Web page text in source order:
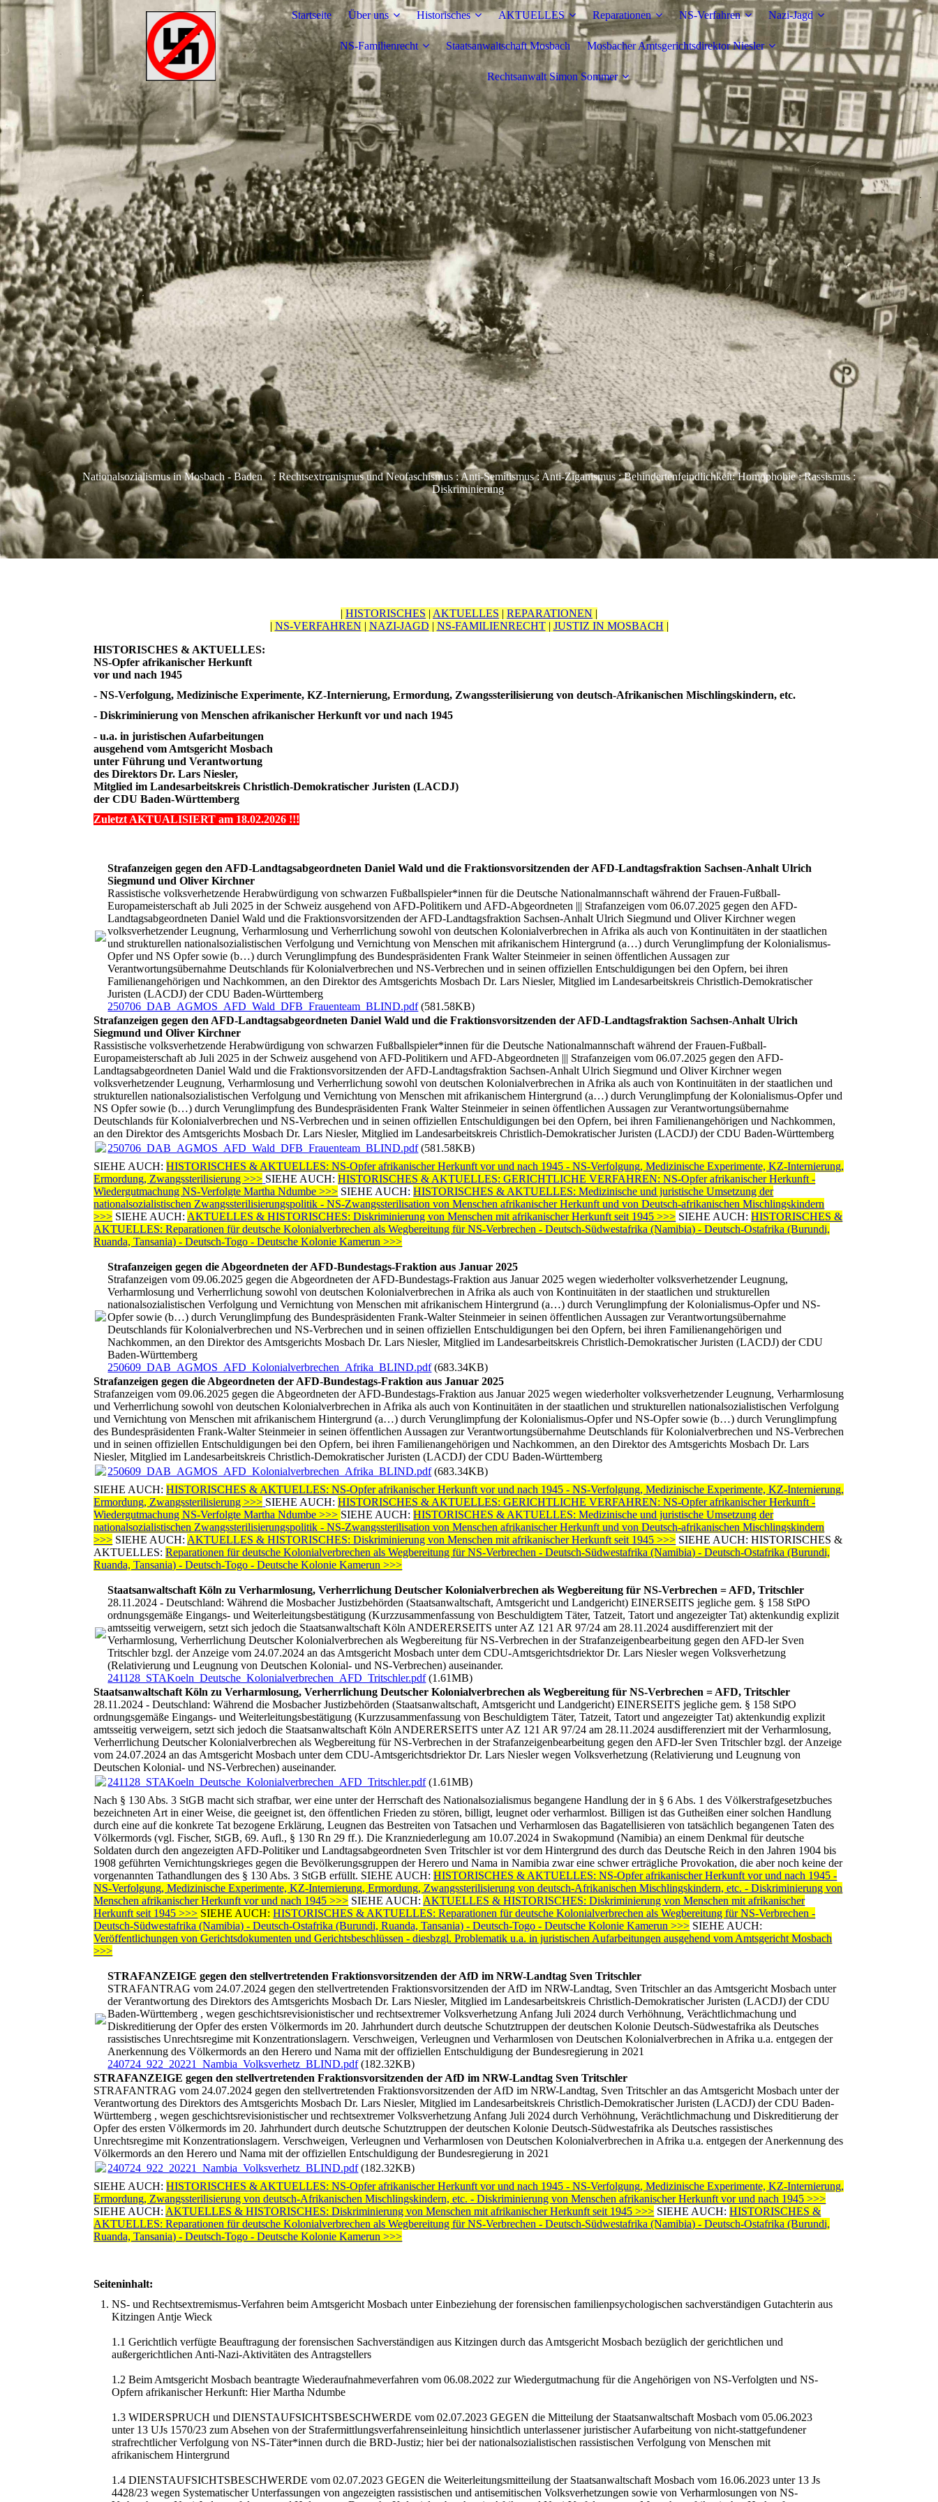
Startseite Über uns Historisches AKTUELLES Reparationen NS-Verfahren Nazi-Jagd
NS-Familienrecht Staatsanwaltschaft Mosbach Mosbacher Amtsgerichtsdirektor Niesler
Rechtsanwalt Simon Sommer
Nationalsozialismus in Mosbach - Baden
: Rechtsextremismus und Neofaschismus : Anti-Semitismus : Anti-Ziganismus : Behindertenfeindlichkeit: Homophobie : Rassismus :
Diskriminierung
| HISTORISCHES | AKTUELLES | REPARATIONEN |
| NS-VERFAHREN | NAZI-JAGD | NS-FAMILIENRECHT| JUSTIZ IN MOSBACH |
HISTORISCHES & AKTUELLES:
NS-Opfer afrikanischer Herkunft
vor und nach 1945
- NS-Verfolgung, Medizinische Experimente, KZ-Internierung, Ermordung, Zwangssterilisierung von deutsch-Afrikanischen Mischlingskindern, etc.
- Diskriminierung von Menschen afrikanischer Herkunft vor und nach 1945
- u.a. in juristischen Aufarbeitungen
ausgehend vom Amtsgericht Mosbach
unter Führung und Verantwortung
des Direktors Dr. Lars Niesler,
Mitglied im Landesarbeitskreis Christlich-Demokratischer Juristen (LACDJ)
der CDU Baden-Württemberg
Zuletzt AKTUALISIERT am 18.02.2026 !!!
Strafanzeigen gegen den AFD-Landtagsabgeordneten Daniel Wald und die Fraktionsvorsitzenden der AFD-Landtagsfraktion Sachsen-Anhalt Ulrich
Siegmund und Oliver Kirchner
Rassistische volksverhetzende Herabwürdigung von schwarzen Fußballspieler*innen für die Deutsche Nationalmannschaft während der Frauen-Fußball-
Europameisterschaft ab Juli 2025 in der Schweiz ausgehend von AFD-Politikern und AFD-Abgeordneten ||| Strafanzeigen vom 06.07.2025 gegen den AFD-
Landtagsabgeordneten Daniel Wald und die Fraktionsvorsitzenden der AFD-Landtagsfraktion Sachsen-Anhalt Ulrich Siegmund und Oliver Kirchner wegen
volksverhetzender Leugnung, Verharmlosung und Verherrlichung sowohl von deutschen Kolonialverbrechen in Afrika als auch von Kontinuitäten in der staatlichen
und strukturellen nationalsozialistischen Verfolgung und Vernichtung von Menschen mit afrikanischem Hintergrund (a…) durch Verunglimpfung der Kolonialismus-
Opfer und NS Opfer sowie (b…) durch Verunglimpfung des Bundespräsidenten Frank Walter Steinmeier in seinen öffentlichen Aussagen zur
Verantwortungsübernahme Deutschlands für Kolonialverbrechen und NS-Verbrechen und in seinen offiziellen Entschuldigungen bei den Opfern, bei ihren
Familienangehörigen und Nachkommen, an den Direktor des Amtsgerichts Mosbach Dr. Lars Niesler, Mitglied im Landesarbeitskreis Christlich-Demokratischer
Juristen (LACDJ) der CDU Baden-Württemberg
250706_DAB_AGMOS_AFD_Wald_DFB_Frauenteam_BLIND.pdf(581.58KB)
Strafanzeigen gegen den AFD-Landtagsabgeordneten Daniel Wald und die Fraktionsvorsitzenden der AFD-Landtagsfraktion Sachsen-Anhalt Ulrich
Siegmund und Oliver Kirchner
Rassistische volksverhetzende Herabwürdigung von schwarzen Fußballspieler*innen für die Deutsche Nationalmannschaft während der Frauen-Fußball-
Europameisterschaft ab Juli 2025 in der Schweiz ausgehend von AFD-Politikern und AFD-Abgeordneten ||| Strafanzeigen vom 06.07.2025 gegen den AFD-
Landtagsabgeordneten Daniel Wald und die Fraktionsvorsitzenden der AFD-Landtagsfraktion Sachsen-Anhalt Ulrich Siegmund und Oliver Kirchner wegen
volksverhetzender Leugnung, Verharmlosung und Verherrlichung sowohl von deutschen Kolonialverbrechen in Afrika als auch von Kontinuitäten in der staatlichen und
strukturellen nationalsozialistischen Verfolgung und Vernichtung von Menschen mit afrikanischem Hintergrund (a…) durch Verunglimpfung der Kolonialismus-Opfer und
NS Opfer sowie (b…) durch Verunglimpfung des Bundespräsidenten Frank Walter Steinmeier in seinen öffentlichen Aussagen zur Verantwortungsübernahme
Deutschlands für Kolonialverbrechen und NS-Verbrechen und in seinen offiziellen Entschuldigungen bei den Opfern, bei ihren Familienangehörigen und Nachkommen,
an den Direktor des Amtsgerichts Mosbach Dr. Lars Niesler, Mitglied im Landesarbeitskreis Christlich-Demokratischer Juristen (LACDJ) der CDU Baden-Württemberg
250706_DAB_AGMOS_AFD_Wald_DFB_Frauenteam_BLIND.pdf(581.58KB)
SIEHE AUCH:HISTORISCHES & AKTUELLES: NS-Opfer afrikanischer Herkunft vor und nach 1945 - NS-Verfolgung, Medizinische Experimente, KZ-Internierung,
Ermordung, Zwangssterilisierung >>> SIEHE AUCH:HISTORISCHES & AKTUELLES: GERICHTLICHE VERFAHREN: NS-Opfer afrikanischer Herkunft -
Wiedergutmachung NS-Verfolgte Martha Ndumbe >>> SIEHE AUCH:HISTORISCHES & AKTUELLES: Medizinische und juristische Umsetzung der
nationalsozialistischen Zwangssterilisierungspolitik - NS-Zwangssterilisation von Menschen afrikanischer Herkunft und von Deutsch-afrikanischen Mischlingskindern
>>> SIEHE AUCH: AKTUELLES & HISTORISCHES: Diskriminierung von Menschen mit afrikanischer Herkunft seit 1945 >>> SIEHE AUCH:HISTORISCHES &
AKTUELLES: Reparationen für deutsche Kolonialverbrechen als Wegbereitung für NS-Verbrechen - Deutsch-Südwestafrika (Namibia) - Deutsch-Ostafrika (Burundi,
Ruanda, Tansania) - Deutsch-Togo - Deutsche Kolonie Kamerun >>>
Strafanzeigen gegen die Abgeordneten der AFD-Bundestags-Fraktion aus Januar 2025
Strafanzeigen vom 09.06.2025 gegen die Abgeordneten der AFD-Bundestags-Fraktion aus Januar 2025 wegen wiederholter volksverhetzender Leugnung,
Verharmlosung und Verherrlichung sowohl von deutschen Kolonialverbrechen in Afrika als auch von Kontinuitäten in der staatlichen und strukturellen
nationalsozialistischen Verfolgung und Vernichtung von Menschen mit afrikanischem Hintergrund (a…) durch Verunglimpfung der Kolonialismus-Opfer und NS-
Opfer sowie (b…) durch Verunglimpfung des Bundespräsidenten Frank-Walter Steinmeier in seinen öffentlichen Aussagen zur Verantwortungsübernahme
Deutschlands für Kolonialverbrechen und NS-Verbrechen und in seinen offiziellen Entschuldigungen bei den Opfern, bei ihren Familienangehörigen und
Nachkommen, an den Direktor des Amtsgerichts Mosbach Dr. Lars Niesler, Mitglied im Landesarbeitskreis Christlich-Demokratischer Juristen (LACDJ) der CDU
Baden-Württemberg
250609_DAB_AGMOS_AFD_Kolonialverbrechen_Afrika_BLIND.pdf(683.34KB)
Strafanzeigen gegen die Abgeordneten der AFD-Bundestags-Fraktion aus Januar 2025
Strafanzeigen vom 09.06.2025 gegen die Abgeordneten der AFD-Bundestags-Fraktion aus Januar 2025 wegen wiederholter volksverhetzender Leugnung, Verharmlosung
und Verherrlichung sowohl von deutschen Kolonialverbrechen in Afrika als auch von Kontinuitäten in der staatlichen und strukturellen nationalsozialistischen Verfolgung
und Vernichtung von Menschen mit afrikanischem Hintergrund (a…) durch Verunglimpfung der Kolonialismus-Opfer und NS-Opfer sowie (b…) durch Verunglimpfung
des Bundespräsidenten Frank-Walter Steinmeier in seinen öffentlichen Aussagen zur Verantwortungsübernahme Deutschlands für Kolonialverbrechen und NS-Verbrechen
und in seinen offiziellen Entschuldigungen bei den Opfern, bei ihren Familienangehörigen und Nachkommen, an den Direktor des Amtsgerichts Mosbach Dr. Lars
Niesler, Mitglied im Landesarbeitskreis Christlich-Demokratischer Juristen (LACDJ) der CDU Baden-Württemberg
250609_DAB_AGMOS_AFD_Kolonialverbrechen_Afrika_BLIND.pdf(683.34KB)
SIEHE AUCH:HISTORISCHES & AKTUELLES: NS-Opfer afrikanischer Herkunft vor und nach 1945 - NS-Verfolgung, Medizinische Experimente, KZ-Internierung,
Ermordung, Zwangssterilisierung >>> SIEHE AUCH:HISTORISCHES & AKTUELLES: GERICHTLICHE VERFAHREN: NS-Opfer afrikanischer Herkunft -
Wiedergutmachung NS-Verfolgte Martha Ndumbe >>> SIEHE AUCH:HISTORISCHES & AKTUELLES: Medizinische und juristische Umsetzung der
nationalsozialistischen Zwangssterilisierungspolitik - NS-Zwangssterilisation von Menschen afrikanischer Herkunft und von Deutsch-afrikanischen Mischlingskindern
>>> SIEHE AUCH: AKTUELLES & HISTORISCHES: Diskriminierung von Menschen mit afrikanischer Herkunft seit 1945 >>> SIEHE AUCH: HISTORISCHES &
AKTUELLES:Reparationen für deutsche Kolonialverbrechen als Wegbereitung für NS-Verbrechen - Deutsch-Südwestafrika (Namibia) - Deutsch-Ostafrika (Burundi,
Ruanda, Tansania) - Deutsch-Togo - Deutsche Kolonie Kamerun >>>
Staatsanwaltschaft Köln zu Verharmlosung, Verherrlichung Deutscher Kolonialverbrechen als Wegbereitung für NS-Verbrechen = AFD, Tritschler
28.11.2024 - Deutschland: Während die Mosbacher Justizbehörden (Staatsanwaltschaft, Amtsgericht und Landgericht) EINERSEITS jegliche gem. § 158 StPO
ordnungsgemäße Eingangs- und Weiterleitungsbestätigung (Kurzzusammenfassung von Beschuldigtem Täter, Tatzeit, Tatort und angezeigter Tat) aktenkundig explizit
amtsseitig verweigern, setzt sich jedoch die Staatsanwaltschaft Köln ANDERERSEITS unter AZ 121 AR 97/24 am 28.11.2024 ausdifferenziert mit der
Verharmlosung, Verherrlichung Deutscher Kolonialverbrechen als Wegbereitung für NS-Verbrechen in der Strafanzeigenbearbeitung gegen den AFD-ler Sven
Tritschler bzgl. der Anzeige vom 24.07.2024 an das Amtsgericht Mosbach unter dem CDU-Amtsgerichtsdriektor Dr. Lars Niesler wegen Volksverhetzung
(Relativierung und Leugnung von Deutschen Kolonial- und NS-Verbrechen) auseinander.
241128_STAKoeln_Deutsche_Kolonialverbrechen_AFD_Tritschler.pdf(1.61MB)
Staatsanwaltschaft Köln zu Verharmlosung, Verherrlichung Deutscher Kolonialverbrechen als Wegbereitung für NS-Verbrechen = AFD, Tritschler
28.11.2024 - Deutschland: Während die Mosbacher Justizbehörden (Staatsanwaltschaft, Amtsgericht und Landgericht) EINERSEITS jegliche gem. § 158 StPO
ordnungsgemäße Eingangs- und Weiterleitungsbestätigung (Kurzzusammenfassung von Beschuldigtem Täter, Tatzeit, Tatort und angezeigter Tat) aktenkundig explizit
amtsseitig verweigern, setzt sich jedoch die Staatsanwaltschaft Köln ANDERERSEITS unter AZ 121 AR 97/24 am 28.11.2024 ausdifferenziert mit der Verharmlosung,
Verherrlichung Deutscher Kolonialverbrechen als Wegbereitung für NS-Verbrechen in der Strafanzeigenbearbeitung gegen den AFD-ler Sven Tritschler bzgl. der Anzeige
vom 24.07.2024 an das Amtsgericht Mosbach unter dem CDU-Amtsgerichtsdriektor Dr. Lars Niesler wegen Volksverhetzung (Relativierung und Leugnung von
Deutschen Kolonial- und NS-Verbrechen) auseinander.
241128_STAKoeln_Deutsche_Kolonialverbrechen_AFD_Tritschler.pdf(1.61MB)
Nach § 130 Abs. 3 StGB macht sich strafbar, wer eine unter der Herrschaft des Nationalsozialismus begangene Handlung der in § 6 Abs. 1 des Völkerstrafgesetzbuches
bezeichneten Art in einer Weise, die geeignet ist, den öffentlichen Frieden zu stören, billigt, leugnet oder verharmlost. Billigen ist das Gutheißen einer solchen Handlung
durch eine auf die konkrete Tat bezogene Erklärung, Leugnen das Bestreiten von Tatsachen und Verharmlosen das Bagatellisieren von tatsächlich begangenen Taten des
Völkermords (vgl. Fischer, StGB, 69. Aufl., § 130 Rn 29 ff.). Die Kranzniederlegung am 10.07.2024 in Swakopmund (Namibia) an einem Denkmal für deutsche
Soldaten durch den angezeigten AFD-Politiker und Landtagsabgeordneten Sven Tritschler ist vor dem Hintergrund des durch das Deutsche Reich in den Jahren 1904 bis
1908 geführten Vernichtungskrieges gegen die Bevölkerungsgruppen der Herero und Nama in Namibia zwar eine schwer erträgliche Provokation, die aber noch keine der
vorgenannten Tathandlungen des § 130 Abs. 3 StGB erfüllt. SIEHE AUCH:HISTORISCHES & AKTUELLES: NS-Opfer afrikanischer Herkunft vor und nach 1945 -
NS-Verfolgung, Medizinische Experimente, KZ-Internierung, Ermordung, Zwangssterilisierung von deutsch-Afrikanischen Mischlingskindern, etc. - Diskriminierung von
Menschen afrikanischer Herkunft vor und nach 1945 >>> SIEHE AUCH: AKTUELLES & HISTORISCHES: Diskriminierung von Menschen mit afrikanischer
Herkunft seit 1945 >>> SIEHE AUCH:HISTORISCHES & AKTUELLES: Reparationen für deutsche Kolonialverbrechen als Wegbereitung für NS-Verbrechen -
Deutsch-Südwestafrika (Namibia) - Deutsch-Ostafrika (Burundi, Ruanda, Tansania) - Deutsch-Togo - Deutsche Kolonie Kamerun >>> SIEHE AUCH:
Veröffentlichungen von Gerichtsdokumenten und Gerichtsbeschlüssen - diesbzgl. Problematik u.a. in juristischen Aufarbeitungen ausgehend vom Amtsgericht Mosbach
>>>
STRAFANZEIGE gegen den stellvertretenden Fraktionsvorsitzenden der AfD im NRW-Landtag Sven Tritschler
STRAFANTRAG vom 24.07.2024 gegen den stellvertretenden Fraktionsvorsitzenden der AfD im NRW-Landtag, Sven Tritschler an das Amtsgericht Mosbach unter
der Verantwortung des Direktors des Amtsgerichts Mosbach Dr. Lars Niesler, Mitglied im Landesarbeitskreis Christlich-Demokratischer Juristen (LACDJ) der CDU
Baden-Württemberg , wegen geschichtsrevisionistischer und rechtsextremer Volksverhetzung Anfang Juli 2024 durch Verhöhnung, Verächtlichmachung und
Diskreditierung der Opfer des ersten Völkermords im 20. Jahrhundert durch deutsche Schutztruppen der deutschen Kolonie Deutsch-Südwestafrika als Deutsches
rassistisches Unrechtsregime mit Konzentrationslagern. Verschweigen, Verleugnen und Verharmlosen von Deutschen Kolonialverbrechen in Afrika u.a. entgegen der
Anerkennung des Völkermords an den Herero und Nama mit der offiziellen Entschuldigung der Bundesregierung in 2021
240724_922_20221_Nambia_Volksverhetz_BLIND.pdf(182.32KB)
STRAFANZEIGE gegen den stellvertretenden Fraktionsvorsitzenden der AfD im NRW-Landtag Sven Tritschler
STRAFANTRAG vom 24.07.2024 gegen den stellvertretenden Fraktionsvorsitzenden der AfD im NRW-Landtag, Sven Tritschler an das Amtsgericht Mosbach unter der
Verantwortung des Direktors des Amtsgerichts Mosbach Dr. Lars Niesler, Mitglied im Landesarbeitskreis Christlich-Demokratischer Juristen (LACDJ) der CDU Baden-
Württemberg , wegen geschichtsrevisionistischer und rechtsextremer Volksverhetzung Anfang Juli 2024 durch Verhöhnung, Verächtlichmachung und Diskreditierung der
Opfer des ersten Völkermords im 20. Jahrhundert durch deutsche Schutztruppen der deutschen Kolonie Deutsch-Südwestafrika als Deutsches rassistisches
Unrechtsregime mit Konzentrationslagern. Verschweigen, Verleugnen und Verharmlosen von Deutschen Kolonialverbrechen in Afrika u.a. entgegen der Anerkennung des
Völkermords an den Herero und Nama mit der offiziellen Entschuldigung der Bundesregierung in 2021
240724_922_20221_Nambia_Volksverhetz_BLIND.pdf(182.32KB)
SIEHE AUCH:HISTORISCHES & AKTUELLES: NS-Opfer afrikanischer Herkunft vor und nach 1945 - NS-Verfolgung, Medizinische Experimente, KZ-Internierung,
Ermordung, Zwangssterilisierung von deutsch-Afrikanischen Mischlingskindern, etc. - Diskriminierung von Menschen afrikanischer Herkunft vor und nach 1945 >>>
SIEHE AUCH: AKTUELLES & HISTORISCHES: Diskriminierung von Menschen mit afrikanischer Herkunft seit 1945 >>> SIEHE AUCH:HISTORISCHES &
AKTUELLES: Reparationen für deutsche Kolonialverbrechen als Wegbereitung für NS-Verbrechen - Deutsch-Südwestafrika (Namibia) - Deutsch-Ostafrika (Burundi,
Ruanda, Tansania) - Deutsch-Togo - Deutsche Kolonie Kamerun >>>
Seiteninhalt:
NS- und Rechtsextremismus-Verfahren beim Amtsgericht Mosbach unter Einbeziehung der forensischen familienpsychologischen sachverständigen Gutachterin aus
Kitzingen Antje Wieck
1.1 Gerichtlich verfügte Beauftragung der forensischen Sachverständigen aus Kitzingen durch das Amtsgericht Mosbach bezüglich der gerichtlichen und
außergerichtlichen Anti-Nazi-Aktivitäten des Antragstellers
1.2 Beim Amtsgericht Mosbach beantragte Wiederaufnahmeverfahren vom 06.08.2022 zur Wiedergutmachung für die Angehörigen von NS-Verfolgten und NS-
Opfern afrikanischer Herkunft: Hier Martha Ndumbe
1.3 WIDERSPRUCH und DIENSTAUFSICHTSBESCHWERDE vom 02.07.2023 GEGEN die Mitteilung der Staatsanwaltschaft Mosbach vom 05.06.2023
unter 13 UJs 1570/23 zum Absehen von der Strafermittlungsverfahrenseinleitung hinsichtlich unterlassener juristischer Aufarbeitung von nicht-stattgefundener
strafrechtlicher Verfolgung von NS-Täter*innen durch die BRD-Justiz; hier bei der nationalsozialistischen rassistischen Verfolgung von Menschen mit
afrikanischem Hintergrund
1.4 DIENSTAUFSICHTSBESCHWERDE vom 02.07.2023 GEGEN die Weiterleitungsmitteilung der Staatsanwaltschaft Mosbach vom 16.06.2023 unter 13 Js
4428/23 wegen Systematischer Unterfassungen von angezeigten rassistischen und antisemitischen Volksverhetzungen sowie von Verharmlosungen von NS-